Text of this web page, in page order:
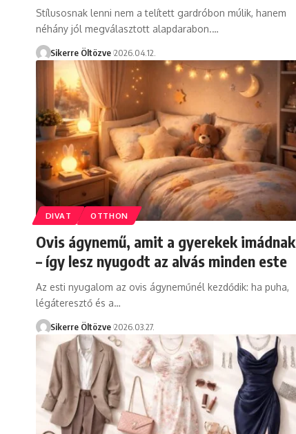
Stílusosnak lenni nem a telített gardróbon múlik, hanem
néhány jól megválasztott alapdarabon.…
Sikerre Öltözve 2026.04.12.
DIVAT OTTHON
Ovis ágynemű, amit a gyerekek imádnak
– így lesz nyugodt az alvás minden este
Az esti nyugalom az ovis ágyneműnél kezdődik: ha puha,
légáteresztő és a…
Sikerre Öltözve 2026.03.27.